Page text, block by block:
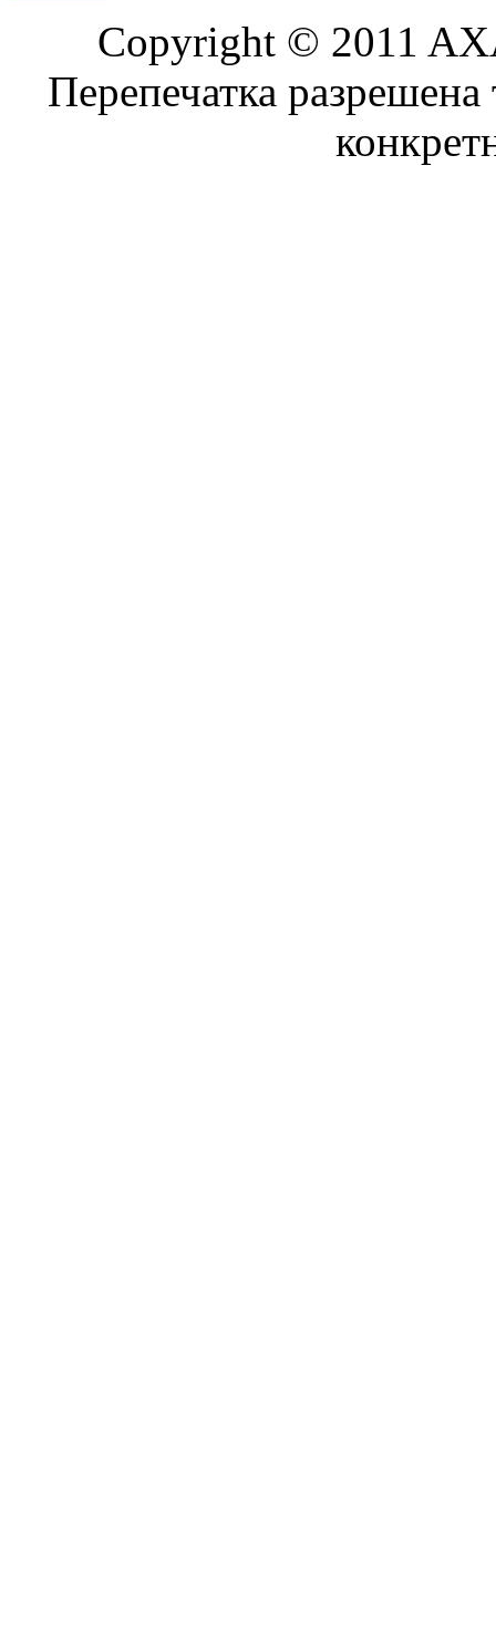
Copyright © 2011
Перепечатка